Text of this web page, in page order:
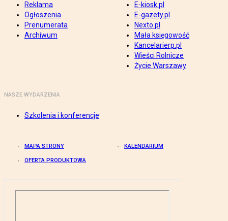
Reklama
Ogłoszenia
Prenumerata
Archiwum
E-kiosk.pl
E-gazety.pl
Nexto.pl
Mała księgowość
Kancelarierp.pl
Wieści Rolnicze
Życie Warszawy
NASZE WYDARZENIA
Szkolenia i konferencje
MAPA STRONY KALENDARIUM
OFERTA PRODUKTOWA